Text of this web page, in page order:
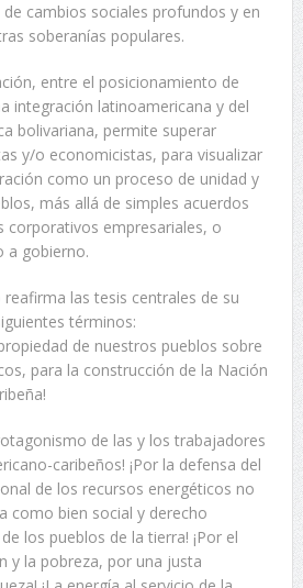
cambios sociales profundos y en
soberanías populares.
entre el posicionamiento de
integración latinoamericana y del
bolivariana, permite superar
y/o economicistas, para visualizar
como un proceso de unidad y
más allá de simples acuerdos
corporativos empresariales, o
a gobierno.
las tesis centrales de su
términos:
de nuestros pueblos sobre
para la construcción de la Nación
de las y los trabajadores
caribeños! ¡Por la defensa del
de los recursos energéticos no
como bien social y derecho
los pueblos de la tierra! ¡Por el
y la pobreza, por una justa